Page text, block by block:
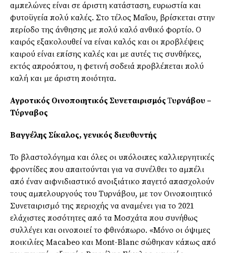
αμπελώνες είναι σε άριστη κατάσταση, ευρωστία και
φυτοϋγεία πολύ καλές. Στο τέλος Μαΐου, βρίσκεται στην
περίοδο της άνθησης με πολύ καλό ανθικό φορτίο. Ο
καιρός εξακολουθεί να είναι καλός και οι προβλέψεις
καιρού είναι επίσης καλές και με αυτές τις συνθήκες,
εκτός απροόπτου, η φετινή σοδειά προβλέπεται πολύ
καλή και με άριστη ποιότητα.
Αγροτικός Οινοποιητικός Συνεταιρισμός Τυρνάβου –
Τύρναβος
Βαγγέλης Σίκαλος, γενικός διευθυντής
Το βλαστολόγημα και όλες οι υπόλοιπες καλλιεργητικές
φροντίδες που απαιτούνται για να συνέλθει το αμπέλι
από έναν αιφνιδιαστικό ανοιξιάτικο παγετό απασχολούν
τους αμπελουργούς του Τυρνάβου, με τον Οινοποιητικό
Συνεταιρισμό της περιοχής να αναμένει για το 2021
ελάχιστες ποσότητες από τα Μοσχάτα που συνήθως
συλλέγει και οινοποιεί το φθινόπωρο. «Μόνο οι όψιμες
ποικιλίες Macabeo και Mont-Blanc σώθηκαν κάπως από